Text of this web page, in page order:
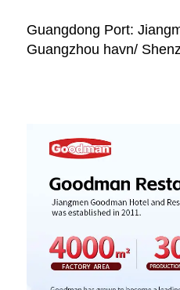
Guangdong Port:
Guangzhou havn/